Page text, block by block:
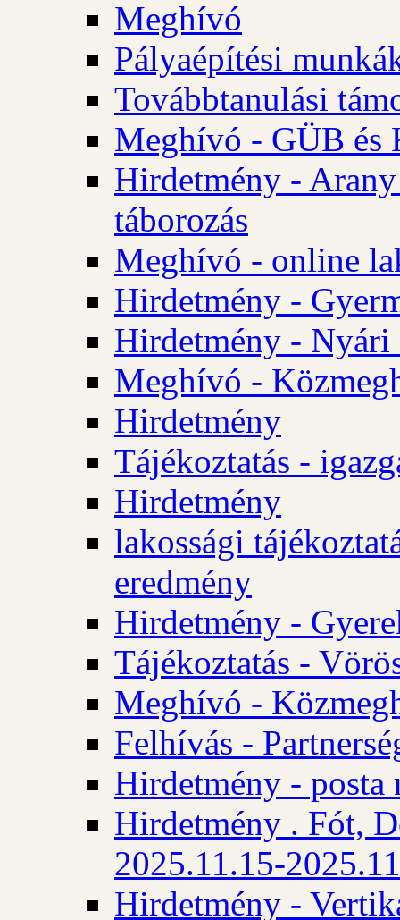
Meghívó
Pályaépítési
Továbbtanulási
Meghívó - GÜB és
Hirdetmény - Arany
táborozás
Meghívó - online
Hirdetmény -
Hirdetmény - Nyári
Meghívó -
Hirdetmény
Tájékoztatás -
Hirdetmény
lakossági
eredmény
Hirdetmény -
Tájékoztatás -
Meghívó -
Felhívás -
Hirdetmény - posta
Hirdetmény . Fót,
2025.11.15-
Hirdetmény -